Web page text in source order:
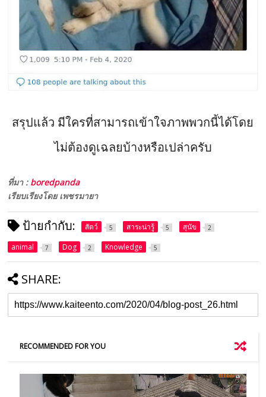
สรุปแล้ว มีใครที่สามารถเข้าใจภาพพวกนี้ได้โดย
ไม่ต้องดูเฉลยบ้างหรือเปล่าครับ
ที่มา : boredpanda
เรียบเรียงโดย เพชรมายา
ป้ายกำกับ: สัตว์ 5 สาระน่ารู้ 5 สุนัข 2
animal 7 Dog 2 Knowledge 5
SHARE:
RECOMMENDED FOR YOU